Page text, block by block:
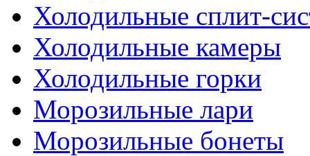
Холодильные сплит-
Холодильные камеры
Холодильные горки
Морозильные лари
Морозильные бонеты